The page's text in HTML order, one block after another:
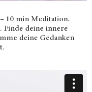
10 min Meditation.
Finde deine innere
deine Gedanken